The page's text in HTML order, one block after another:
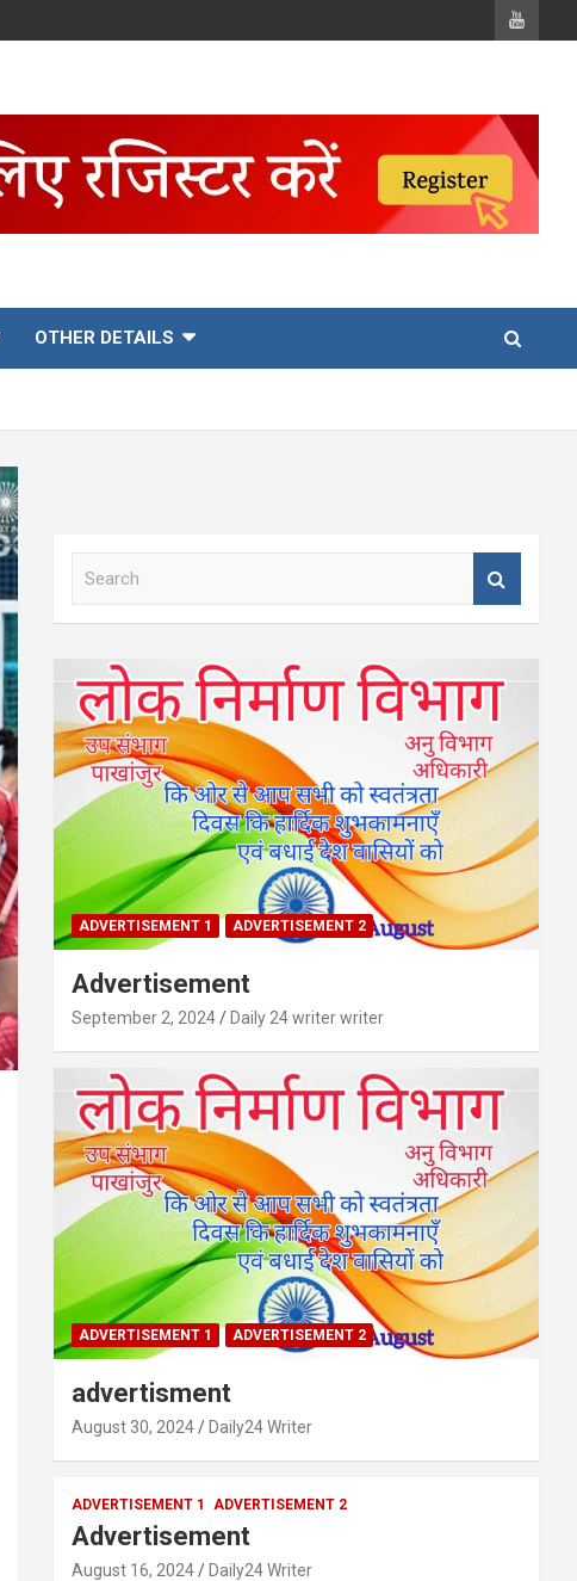
OTHER DETAILS
h
ADVERTISEMENT 1 ADVERTISEMENT 2
Advertisement
September 2, 2024 Daily 24 writer writer
ADVERTISEMENT 1 ADVERTISEMENT 2
advertisment
August 30, 2024 Daily24 Writer
ADVERTISEMENT 1 ADVERTISEMENT 2
Advertisement
August 16, 2024 Daily24 Writer